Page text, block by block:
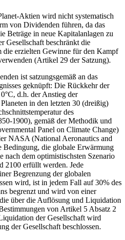
Aktien wird nicht systematisch
von Dividenden führen, da das
Beträge in neue Kapitalanlagen zu
Gesellschaft beschränkt die
die erzielten Gewinne für den Kampf
(Artikel 29 der Satzung).
ist satzungsgemäß an das
geknüpft: Die Rückkehr der
d.h. der Anstieg der
in den letzten 30 (dreißig)
des
1900), gemäß der Methodik und
Panel on Climate Change)
NASA (National Aeronautics and
Bedingung, die globale Erwärmung
nach dem optimistischsten Szenario
2100 erfüllt werden. Jede
Begrenzung der globalen
wird, ist in jedem Fall auf 30% des
begrenzt und wird von einer
über die Auflösung und Liquidation
von Artikel 5 Absatz 2
der Gesellschaft wird
der Gesellschaft beschlossen.